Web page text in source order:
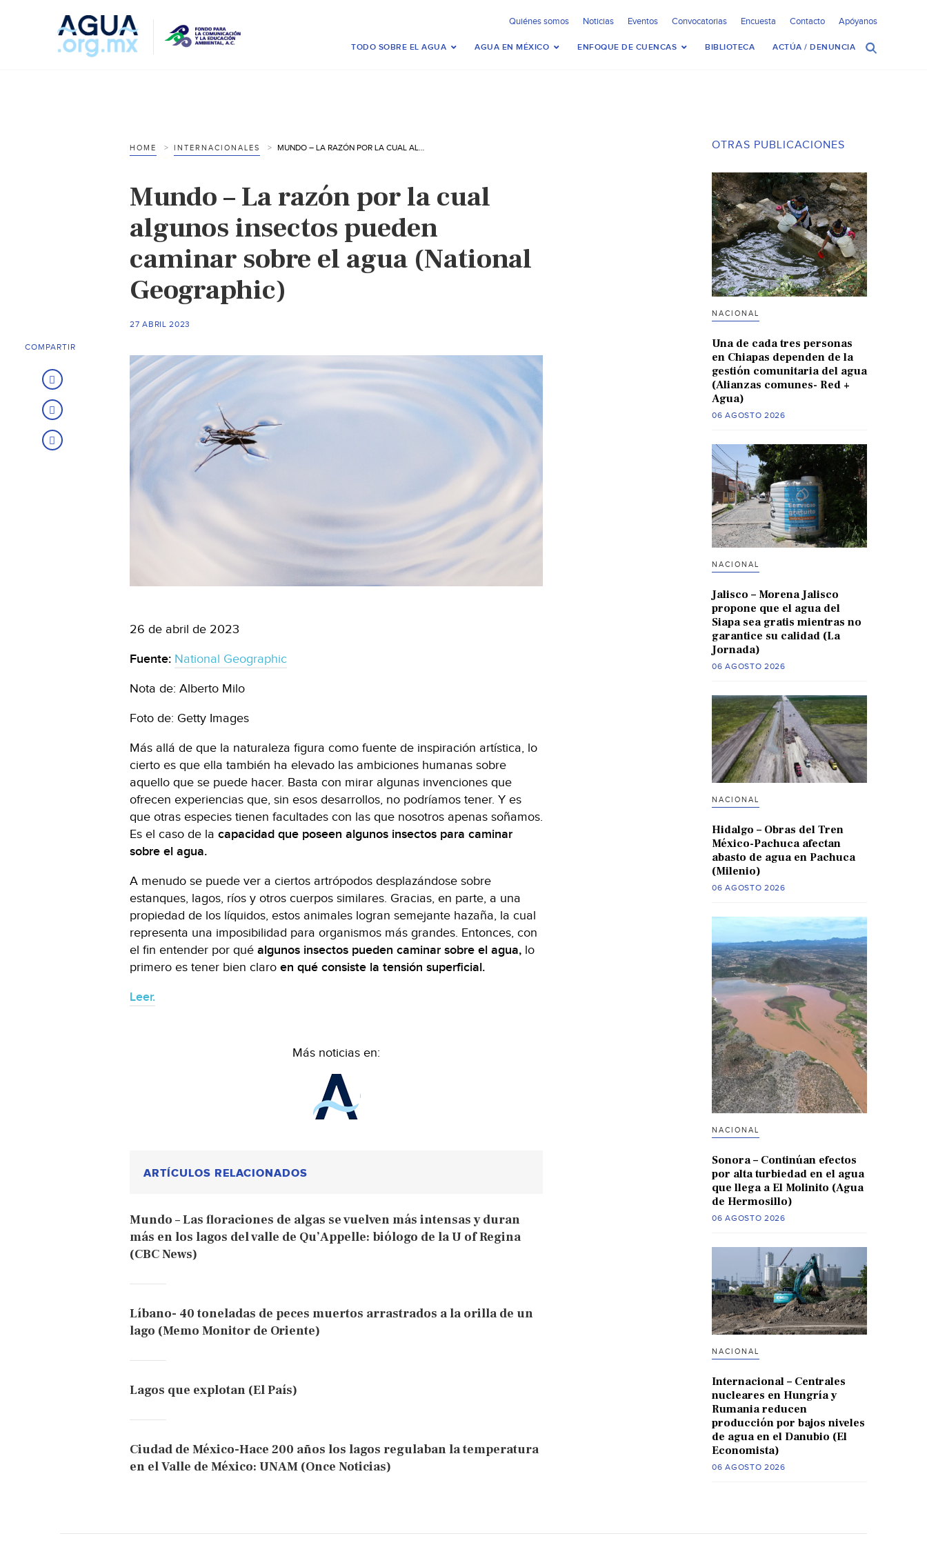
Quiénes somos Noticias Eventos Convocatorias Encuesta Contacto Apóyanos
TODO SOBRE EL AGUA AGUA EN MÉXICO ENFOQUE DE CUENCAS BIBLIOTECA ACTÚA / DENUNCIA
HOME INTERNACIONALES MUNDO – LA RAZÓN POR LA CUAL ALGUNOS INSECTOS PUEDEN CAMINAR SOBRE EL AGUA (NATIONAL GEOGRAPHIC)
Mundo – La razón por la cual
algunos insectos pueden
caminar sobre el agua (National
Geographic)
27 ABRIL 2023
26 de abril de 2023
Fuente: National Geographic
Nota de: Alberto Milo
Foto de: Getty Images
Más allá de que la naturaleza figura como fuente de inspiración artística, lo
cierto es que ella también ha elevado las ambiciones humanas sobre
aquello que se puede hacer. Basta con mirar algunas invenciones que
ofrecen experiencias que, sin esos desarrollos, no podríamos tener. Y es
que otras especies tienen facultades con las que nosotros apenas soñamos.
Es el caso de la capacidad que poseen algunos insectos para caminar
sobre el agua.
A menudo se puede ver a ciertos artrópodos desplazándose sobre
estanques, lagos, ríos y otros cuerpos similares. Gracias, en parte, a una
propiedad de los líquidos, estos animales logran semejante hazaña, la cual
representa una imposibilidad para organismos más grandes. Entonces, con
el fin entender por qué algunos insectos pueden caminar sobre el agua, lo
primero es tener bien claro en qué consiste la tensión superficial.
Leer.
Más noticias en:
ARTÍCULOS RELACIONADOS
Mundo – Las floraciones de algas se vuelven más intensas y duran
más en los lagos del valle de Qu’Appelle: biólogo de la U of Regina
(CBC News)
Líbano- 40 toneladas de peces muertos arrastrados a la orilla de un
lago (Memo Monitor de Oriente)
Lagos que explotan (El País)
Ciudad de México-Hace 200 años los lagos regulaban la temperatura
en el Valle de México: UNAM (Once Noticias)
COMPARTIR
OTRAS PUBLICACIONES
NACIONAL
Una de cada tres personas
en Chiapas dependen de la
gestión comunitaria del agua
(Alianzas comunes- Red +
Agua)
06 AGOSTO 2026
NACIONAL
Jalisco – Morena Jalisco
propone que el agua del
Siapa sea gratis mientras no
garantice su calidad (La
Jornada)
06 AGOSTO 2026
NACIONAL
Hidalgo – Obras del Tren
México-Pachuca afectan
abasto de agua en Pachuca
(Milenio)
06 AGOSTO 2026
NACIONAL
Sonora – Continúan efectos
por alta turbiedad en el agua
que llega a El Molinito (Agua
de Hermosillo)
06 AGOSTO 2026
NACIONAL
Internacional – Centrales
nucleares en Hungría y
Rumania reducen
producción por bajos niveles
de agua en el Danubio (El
Economista)
06 AGOSTO 2026